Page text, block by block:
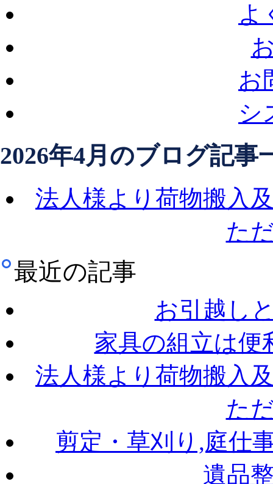
よ
お
シ
2026年4月のブログ記事
法人様より荷物搬入
た
最近の記事
お引越し
家具の組立は便
法人様より荷物搬入
た
剪定・草刈り,庭仕
遺品